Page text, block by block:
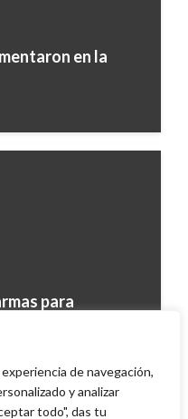
de navegación,
y analizar
todo", das tu
en la
para
COVID-19
28, 2022
adictiva
31, 2016